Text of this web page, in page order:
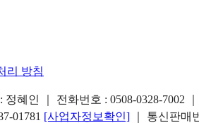
리 방침
정혜인 ｜ 전화번호 : 0508-0328-7002
01781 [사업자정보확인]
｜ 통신판매